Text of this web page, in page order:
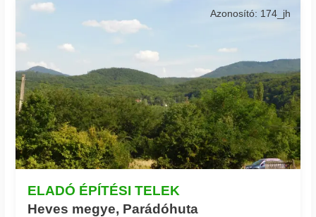
ELADÓ ÉPÍTÉSI TELEK
Heves megye, Parádóhuta
Azonosító: 174_jh